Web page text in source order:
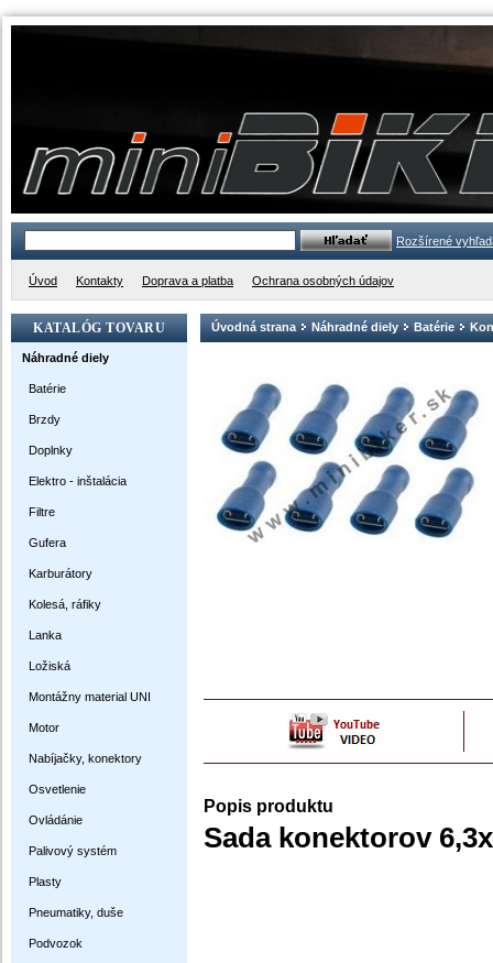
Rozšírené
Úvod Kontakty Doprava a platba Ochrana osobných údajov
KATALÓG TOVARU
Náhradné diely
Batérie
Brzdy
Doplnky
Elektro - inštalácia
Filtre
Gufera
Karburátory
Kolesá, ráfiky
Lanka
Ložiská
Montážny material UNI
Motor
Nabíjačky, konektory
Osvetlenie
Ovládánie
Palivový systém
Plasty
Pneumatiky, duše
Podvozok
Úvodná strana Náhradné diely Batérie
Popis produktu
Sada konektorov